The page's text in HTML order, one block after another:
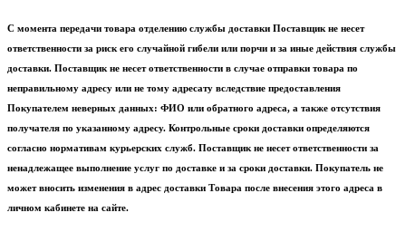
С момента передачи товара отделению службы доставки Поставщик не несет
ответственности за риск его случайной гибели или порчи и за иные действия службы
доставки. Поставщик не несет ответственности в случае отправки товара по
неправильному адресу или не тому адресату вследствие предоставления
Покупателем неверных данных: ФИО или обратного адреса, а также отсутствия
получателя по указанному адресу. Контрольные сроки доставки определяются
согласно нормативам курьерских служб. Поставщик не несет ответственности за
ненадлежащее выполнение услуг по доставке и за сроки доставки. Покупатель не
может вносить изменения в адрес доставки Товара после внесения этого адреса в
личном кабинете на сайте.